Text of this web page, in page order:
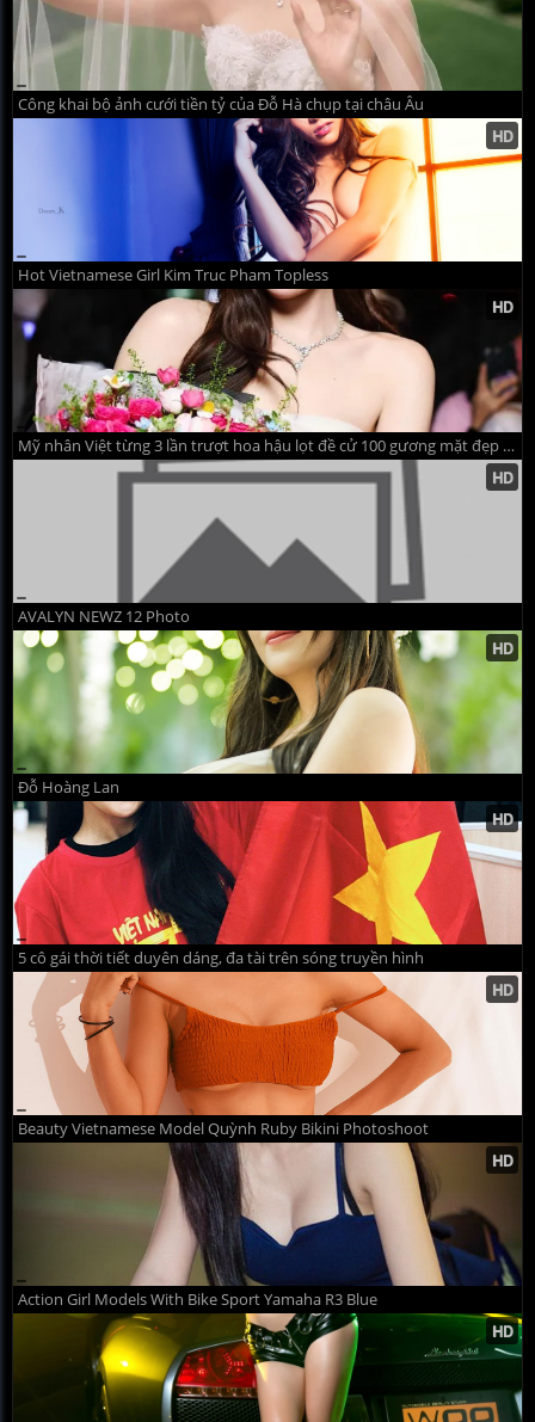
Công khai bộ ảnh cưới tiền tỷ của Đỗ Hà chụp tại châu Âu
Hot Vietnamese Girl Kim Truc Pham Topless
Mỹ nhân Việt từng 3 lần trượt hoa hậu lọt đề cử 100 gương mặt đẹp nhất thế giới
AVALYN NEWZ 12 Photo
Đỗ Hoàng Lan
5 cô gái thời tiết duyên dáng, đa tài trên sóng truyền hình
Beauty Vietnamese Model Quỳnh Ruby Bikini Photoshoot
Action Girl Models With Bike Sport Yamaha R3 Blue